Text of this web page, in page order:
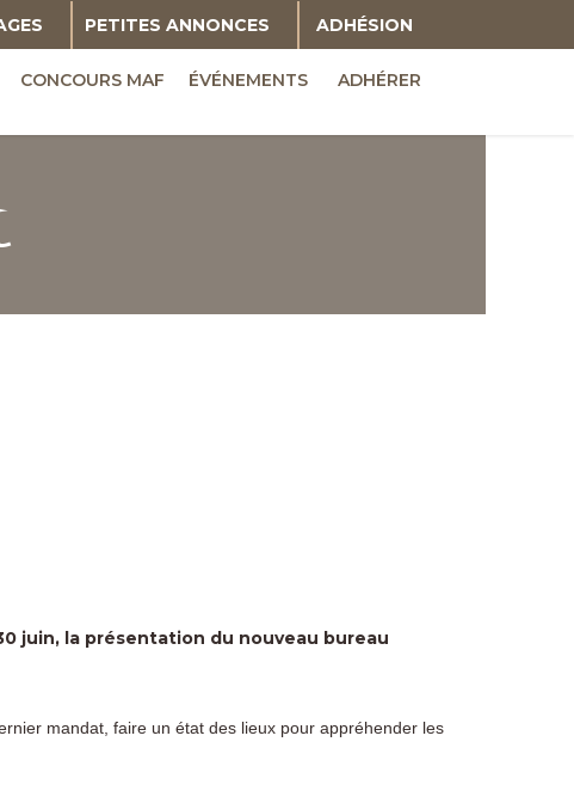
PETITES ANNONCES ADHÉSION
CONCOURS MAF ÉVÉNEMENTS
ADHÉRER
juin, la présentation du nouveau bureau
mandat, faire un état des lieux pour appréhender les